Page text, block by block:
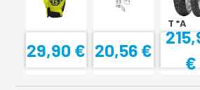
29,90 € 20,56 €
T *A
€